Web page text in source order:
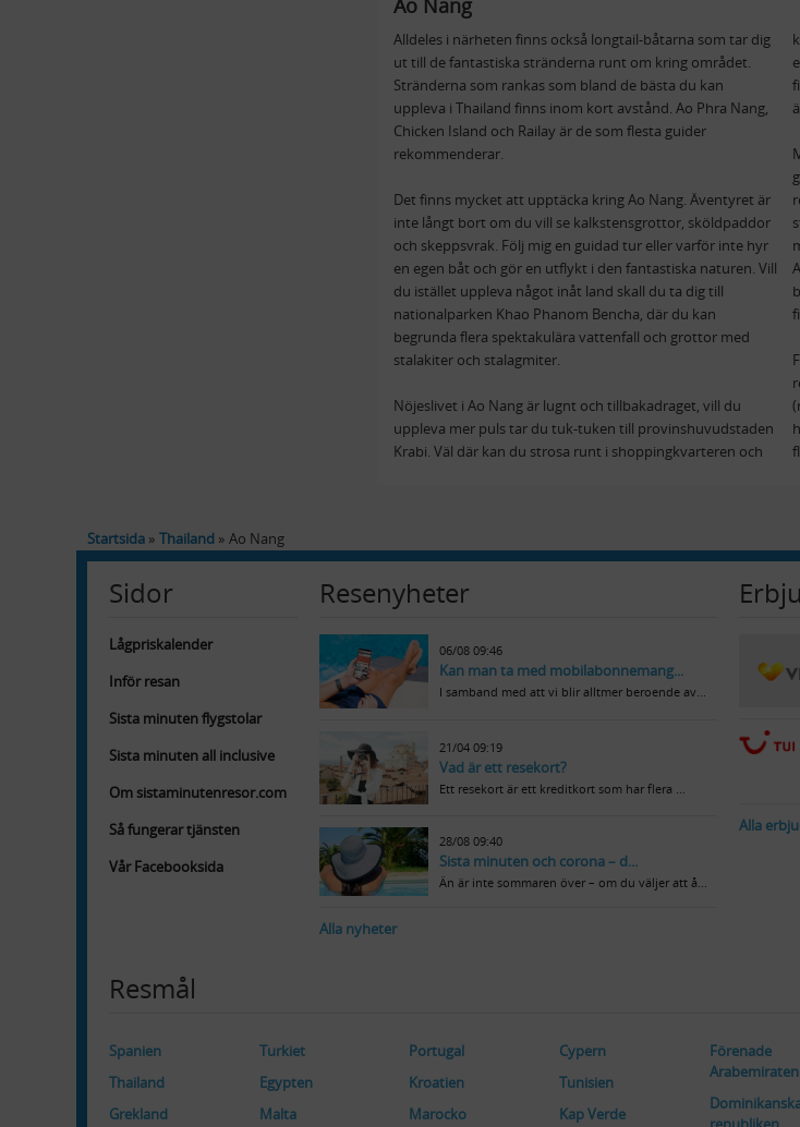
Ao Nang
Alldeles i närheten finns också longtail-båtarna som tar dig
ut till de fantastiska stränderna runt om kring området.
Stränderna som rankas som bland de bästa du kan
uppleva i Thailand finns inom kort avstånd. Ao Phra Nang,
Chicken Island och Railay är de som flesta guider
rekommenderar.
Det finns mycket att upptäcka kring Ao Nang. Äventyret är
inte långt bort om du vill se kalkstensgrottor, sköldpaddor
och skeppsvrak. Följ mig en guidad tur eller varför inte hyr
en egen båt och gör en utflykt i den fantastiska naturen. Vill
du istället uppleva något inåt land skall du ta dig till
nationalparken Khao Phanom Bencha, där du kan
begrunda flera spektakulära vattenfall och grottor med
stalakiter och stalagmiter.
Nöjeslivet i Ao Nang är lugnt och tillbakadraget, vill du
uppleva mer puls tar du tuk-tuken till provinshuvudstaden
Krabi. Väl där kan du strosa runt i shoppingkvarteren och
Startsida Thailand Ao Nang
Sidor
Lågpriskalender
Inför resan
Sista minuten flygstolar
Sista minuten all inclusive
Om sistaminutenresor.com
Så fungerar tjänsten
Vår Facebooksida
Resenyheter
06/08 09:46
Kan man ta med mobilabonnemang...
I samband med att vi blir alltmer beroende av...
21/04 09:19
Vad är ett resekort?
Ett resekort är ett kreditkort som har flera ...
28/08 09:40
Sista minuten och corona – d...
Än är inte sommaren över – om du väljer att å...
Alla nyheter
Alla
Resmål
Spanien
Thailand
Grekland
Turkiet
Egypten
Malta
Portugal
Kroatien
Marocko
Cypern
Tunisien
Kap Verde
Förenade
Arabemiraten